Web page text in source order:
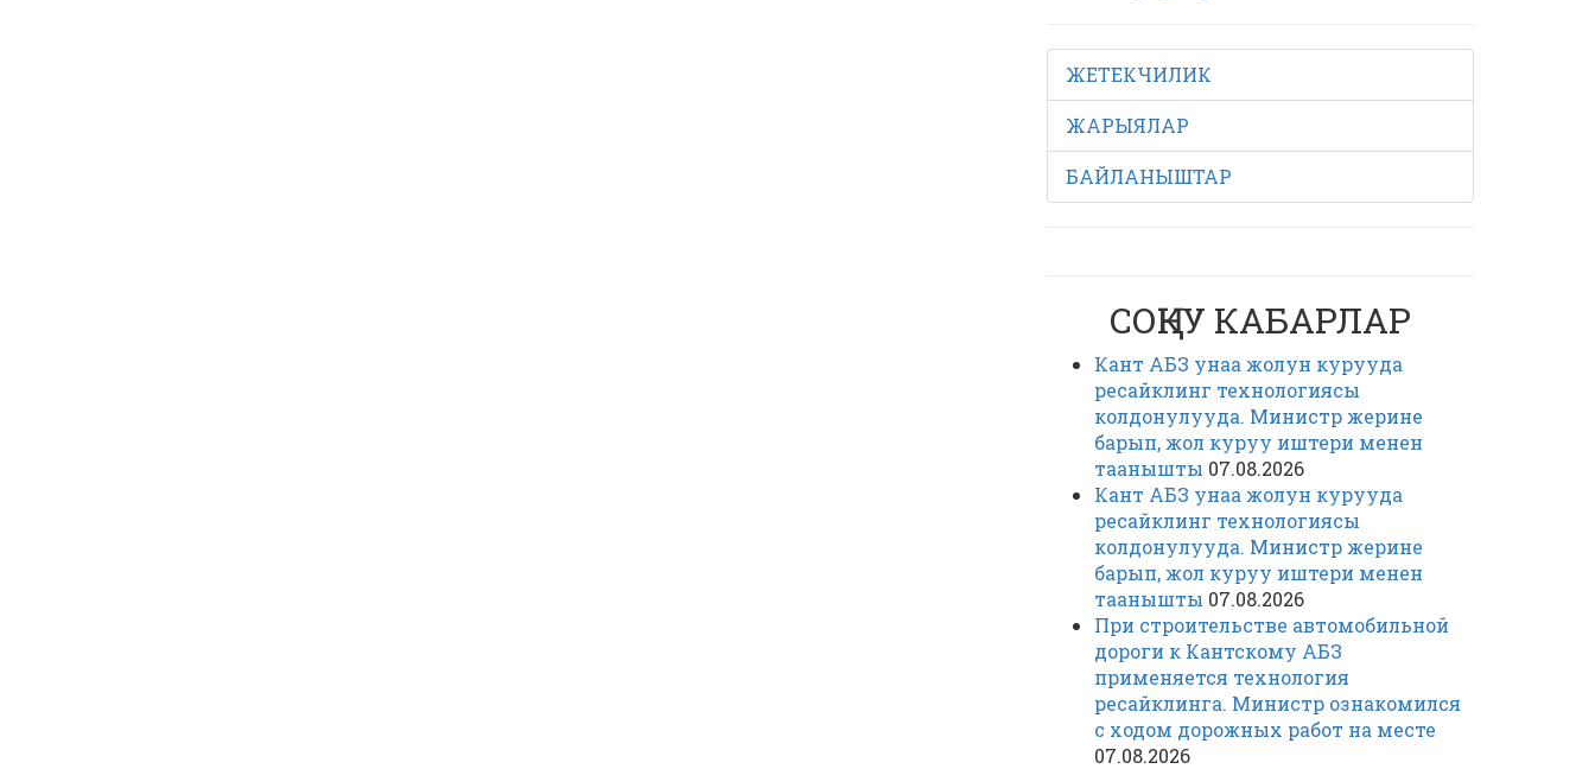
ЖЕТЕКЧИЛИК
ЖАРЫЯЛАР
БАЙЛАНЫШТАР
СОҢКУ КАБАРЛАР
Кант АБЗ унаа жолун курууда
ресайклинг технологиясы
колдонулууда. Министр жерине
барып, жол куруу иштери менен
таанышты 07.08.2026
Кант АБЗ унаа жолун курууда
ресайклинг технологиясы
колдонулууда. Министр жерине
барып, жол куруу иштери менен
таанышты 07.08.2026
При строительстве автомобильной
дороги к Кантскому АБЗ
применяется технология
ресайклинга. Министр ознакомился
с ходом дорожных работ на месте
07.08.2026